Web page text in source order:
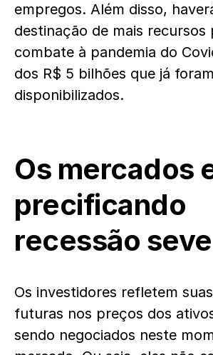
empregos. Além disso,
destinação de mais recursos
combate à pandemia do
dos R$ 5 bilhões que já foram
disponibilizados.
Os mercados
precificando
recessão
Os investidores refletem
futuras nos preços dos
sendo negociados neste